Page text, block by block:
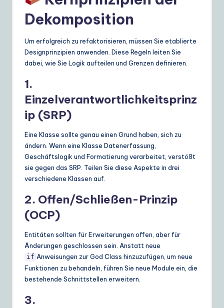
Dekomposition
Um erfolgreich zu refaktorisieren, müssen Sie etablierte
Designprinzipien anwenden. Diese Regeln leiten Sie
dabei, wie Sie Logik aufteilen und Grenzen definieren.
1.
Einzelverantwortlichkeitsprinz
ip (SRP)
Eine Klasse sollte genau einen Grund haben, sich zu
ändern. Wenn eine Klasse Datenerfassung,
Geschäftslogik und Formatierung verarbeitet, verstößt
sie gegen das SRP. Teilen Sie diese Aspekte in drei
verschiedene Klassen auf.
2. Offen/Schließen-Prinzip
(OCP)
Entitäten sollten für Erweiterungen offen, aber für
Änderungen geschlossen sein. Anstatt neue
if Anweisungen zur God Class hinzuzufügen, um neue
Funktionen zu behandeln, führen Sie neue Module ein, die
bestehende Schnittstellen erweitern.
3.